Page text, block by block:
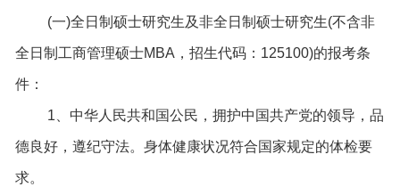
(一)全日制硕士研究生及非全日制硕士研究生(不含非
全日制工商管理硕士MBA，招生代码：125100)的报考条
件：
1、中华人民共和国公民，拥护中国共产党的领导，品
德良好，遵纪守法。身体健康状况符合国家规定的体检要
求。